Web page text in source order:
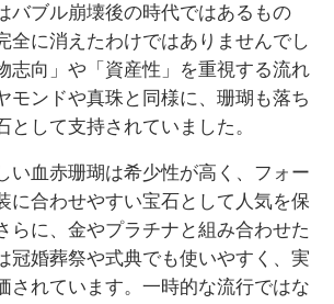
バブル崩壊後の時代ではあるもの
全に消えたわけではありませんでし
志向」や「資産性」を重視する流れ
モンドや真珠と同様に、珊瑚も落ち
として支持されていました。
い血赤珊瑚は希少性が高く、フォー
に合わせやすい宝石として人気を保
らに、金やプラチナと組み合わせた
冠婚葬祭や式典でも使いやすく、実
されています。一時的な流行ではな